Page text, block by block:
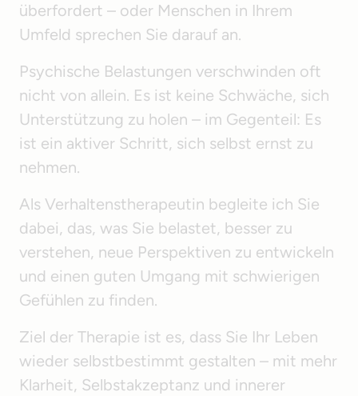
überfordert – oder Menschen in Ihrem
Umfeld sprechen Sie darauf an.
Psychische Belastungen verschwinden oft
nicht von allein. Es ist keine Schwäche, sich
Unterstützung zu holen – im Gegenteil: Es
ist ein aktiver Schritt, sich selbst ernst zu
nehmen.
Als Verhaltenstherapeutin begleite ich Sie
dabei, das, was Sie belastet, besser zu
verstehen, neue Perspektiven zu entwickeln
und einen guten Umgang mit schwierigen
Gefühlen zu finden.
Ziel der Therapie ist es, dass Sie Ihr Leben
wieder selbstbestimmt gestalten – mit mehr
Klarheit, Selbstakzeptanz und innerer